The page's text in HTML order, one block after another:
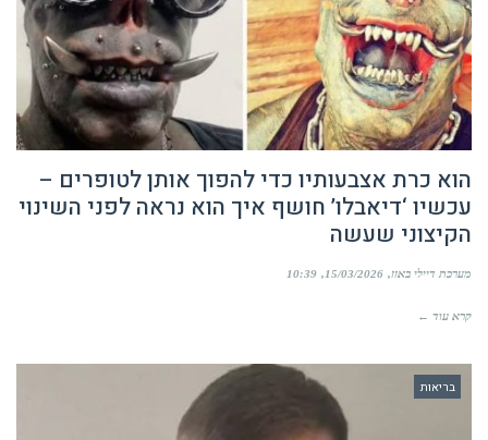
הוא כרת אצבעותיו כדי להפוך אותן לטופרים –
עכשיו ‘דיאבלו’ חושף איך הוא נראה לפני השינוי
הקיצוני שעשה
מערכת דיילי באזז 15/03/2026
10:39
קרא עוד ←
בריאות